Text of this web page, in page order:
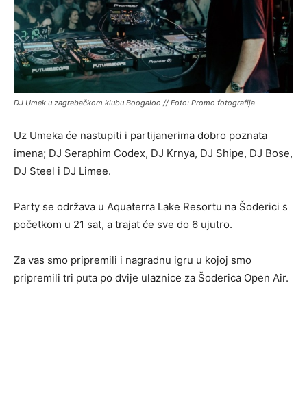
DJ Umek u zagrebačkom klubu Boogaloo // Foto: Promo fotografija
Uz Umeka će nastupiti i partijanerima dobro poznata
imena; DJ Seraphim Codex, DJ Krnya, DJ Shipe, DJ Bose,
DJ Steel i DJ Limee.
Party se održava u Aquaterra Lake Resortu na Šoderici s
početkom u 21 sat, a trajat će sve do 6 ujutro.
Za vas smo pripremili i nagradnu igru u kojoj smo
pripremili tri puta po dvije ulaznice za Šoderica Open Air.